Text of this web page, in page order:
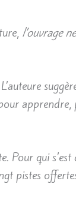
l’ouvrage
Pour qui
pistes